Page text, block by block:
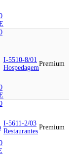
I-5510-8/01
Hospedagem
Premium
I-5611-2/03
Restaurantes
Premium